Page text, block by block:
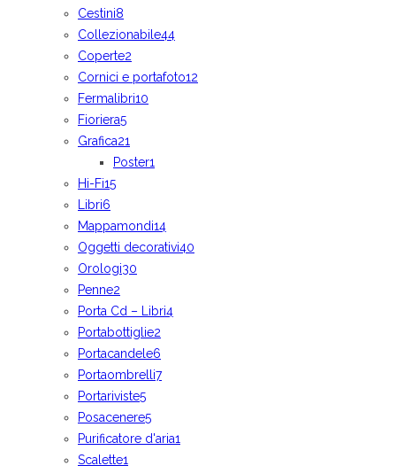
Cestini8
Collezionabile44
Coperte2
Cornici e portafoto12
Fermalibri10
Fioriera5
Grafica21
Poster1
Hi-Fi15
Libri6
Mappamondi14
Oggetti decorativi40
Orologi30
Penne2
Porta Cd – Libri4
Portabottiglie2
Portacandele6
Portaombrelli7
Portariviste5
Posacenere5
Purificatore d'aria1
Scalette1